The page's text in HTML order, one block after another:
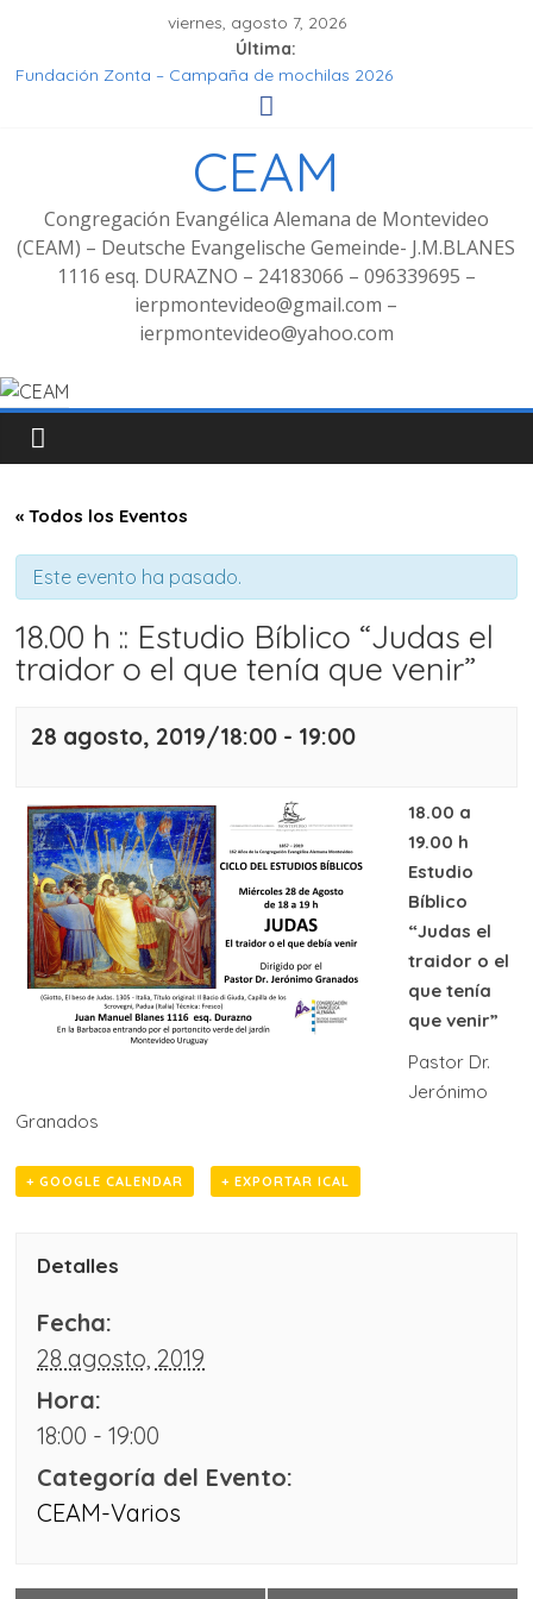
viernes, agosto 7, 2026
Última:
Fundación Zonta – Campaña de mochilas 2026
Seminar Hören, Verstehen, Geniessen
Fotos Culto bilingüe 8/2025 con bienvenida de grupo
CEAM
Congregación Evangélica Alemana de Montevideo
(CEAM) – Deutsche Evangelische Gemeinde- J.M.BLANES
1116 esq. DURAZNO – 24183066 – 096339695 –
ierpmontevideo@gmail.com –
ierpmontevideo@yahoo.com
« Todos los Eventos
Este evento ha pasado.
18.00 h :: Estudio Bíblico “Judas el
traidor o el que tenía que venir”
28 agosto, 2019/18:00 - 19:00
18.00 a
19.00 h
Estudio
Bíblico
“Judas el
traidor o el
que tenía
que venir”
Pastor Dr.
Jerónimo
Granados
+ GOOGLE CALENDAR + EXPORTAR ICAL
Detalles
Fecha:
28 agosto, 2019
Hora:
18:00 - 19:00
Categoría del Evento:
CEAM-Varios